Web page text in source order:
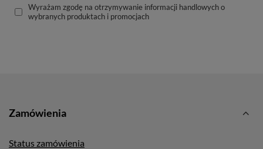
Wyrażam zgodę na otrzymywanie informacji handlowych o
wybranych produktach i promocjach
Zamówienia
Status zamówienia